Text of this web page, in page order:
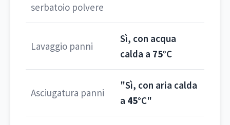
serbatoio polvere
Lavaggio panni
Sì, con acqua
calda a 75°C
Asciugatura panni
"Sì, con aria calda
a 45°C"